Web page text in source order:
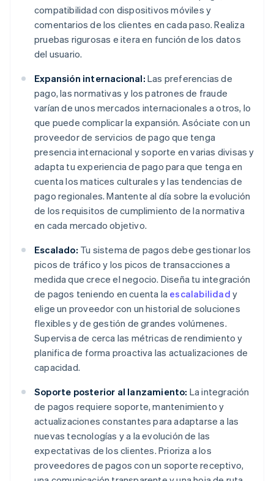
compatibilidad con dispositivos móviles y
comentarios de los clientes en cada paso. Realiza
pruebas rigurosas e itera en función de los datos
del usuario.
Expansión internacional: Las preferencias de
pago, las normativas y los patrones de fraude
varían de unos mercados internacionales a otros, lo
que puede complicar la expansión. Asóciate con un
proveedor de servicios de pago que tenga
presencia internacional y soporte en varias divisas y
adapta tu experiencia de pago para que tenga en
cuenta los matices culturales y las tendencias de
pago regionales. Mantente al día sobre la evolución
de los requisitos de cumplimiento de la normativa
en cada mercado objetivo.
Escalado: Tu sistema de pagos debe gestionar los
picos de tráfico y los picos de transacciones a
medida que crece el negocio. Diseña tu integración
de pagos teniendo en cuenta la escalabilidad y
elige un proveedor con un historial de soluciones
flexibles y de gestión de grandes volúmenes.
Supervisa de cerca las métricas de rendimiento y
planifica de forma proactiva las actualizaciones de
capacidad.
Soporte posterior al lanzamiento: La integración
de pagos requiere soporte, mantenimiento y
actualizaciones constantes para adaptarse a las
nuevas tecnologías y a la evolución de las
expectativas de los clientes. Prioriza a los
proveedores de pagos con un soporte receptivo,